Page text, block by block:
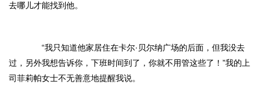
去哪儿才能找到他。
“我只知道他家居住在卡尔·贝尔纳广场的后面，但我没去
过，另外我想告诉你，下班时间到了，你就不用管这些了！”我的上
司菲莉帕女士不无善意地提醒我说。